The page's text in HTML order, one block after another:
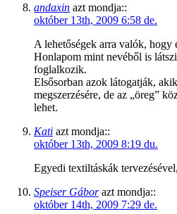
andaxin azt mondja::
október 13th, 2009 6:58 de.
A lehetőségek arra valók, hogy
Honlapom mint nevéből is
foglalkozik.
Elsősorban azok látogatják,
megszerzésére, de az „öreg”
lehet.
Kati azt mondja::
október 13th, 2009 8:19 du.
Egyedi textiltáskák
Speiser Gáborazt mondja::
október 14th, 2009 7:29 de.